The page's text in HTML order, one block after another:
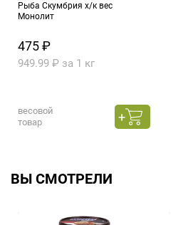
Рыба Скумбрия х/к вес
Монолит
475 ₽
949.99 ₽ за 1 кг
весовой
товар
ВЫ СМОТРЕЛИ